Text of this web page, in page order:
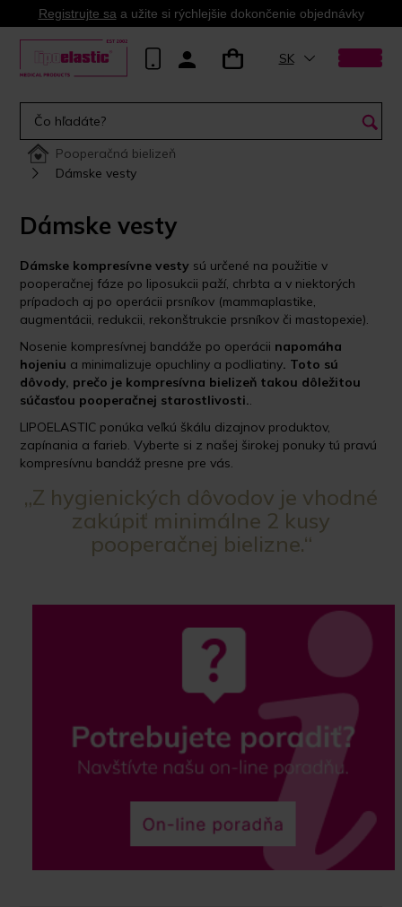
Registrujte sa a užite si rýchlejšie dokončenie objednávky
SK
Pooperačná bielizeň
Dámske vesty
Dámske vesty
Dámske kompresívne vesty sú určené na použitie v
pooperačnej fáze po liposukcii paží, chrbta a v niektorých
prípadoch aj po operácii prsníkov (mammaplastike,
augmentácii, redukcii, rekonštrukcie prsníkov či mastopexie).
Nosenie kompresívnej bandáže po operácii napomáha
hojeniu a minimalizuje opuchliny a podliatiny. Toto sú
dôvody, prečo je kompresívna bielizeň takou dôležitou
súčasťou pooperačnej starostlivosti..
LIPOELASTIC ponúka veľkú škálu dizajnov produktov,
zapínania a farieb. Vyberte si z našej širokej ponuky tú pravú
kompresívnu bandáž presne pre vás.
„Z hygienických dôvodov je vhodné
zakúpiť minimálne 2 kusy
pooperačnej bielizne.“